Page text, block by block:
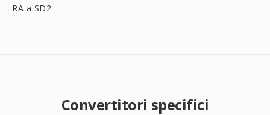
RA a SD2
Convertitori specifici